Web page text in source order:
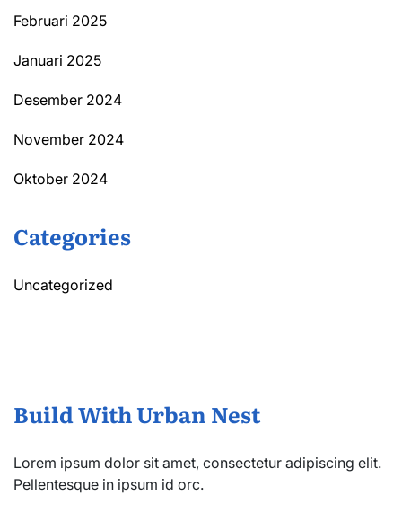
Februari 2025
Januari 2025
Desember 2024
November 2024
Oktober 2024
Categories
Uncategorized
Build With Urban Nest
Lorem ipsum dolor sit amet, consectetur adipiscing elit.
Pellentesque in ipsum id orc.